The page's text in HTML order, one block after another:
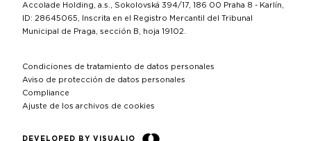
Accolade Holding, a.s., Sokolovská 394/17, 186 00 Praha 8 - Karlín,
ID: 28645065, Inscrita en el Registro Mercantil del Tribunal
Municipal de Praga, sección B, hoja 19102.
Condiciones de tratamiento de datos personales
Aviso de protección de datos personales
Compliance
Ajuste de los archivos de cookies
DEVELOPED BY VISUALIO